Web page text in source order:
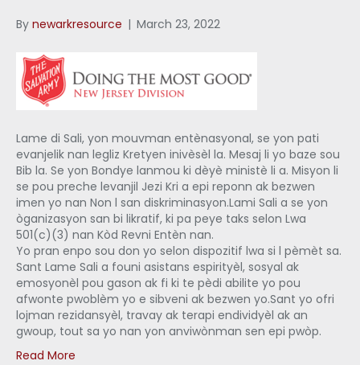
By newarkresource | March 23, 2022
Lame di Sali, yon mouvman entènasyonal, se yon pati
evanjelik nan legliz Kretyen inivèsèl la. Mesaj li yo baze sou
Bib la. Se yon Bondye lanmou ki dèyè ministè li a. Misyon li
se pou preche levanjil Jezi Kri a epi reponn ak bezwen
imen yo nan Non l san diskriminasyon.Lami Sali a se yon
òganizasyon san bi likratif, ki pa peye taks selon Lwa
501(c)(3) nan Kòd Revni Entèn nan.
Yo pran enpo sou don yo selon dispozitif lwa si l pèmèt sa.
Sant Lame Sali a founi asistans espirityèl, sosyal ak
emosyonèl pou gason ak fi ki te pèdi abilite yo pou
afwonte pwoblèm yo e sibveni ak bezwen yo.Sant yo ofri
lojman rezidansyèl, travay ak terapi endividyèl ak an
gwoup, tout sa yo nan yon anviwònman sen epi pwòp.
Read More